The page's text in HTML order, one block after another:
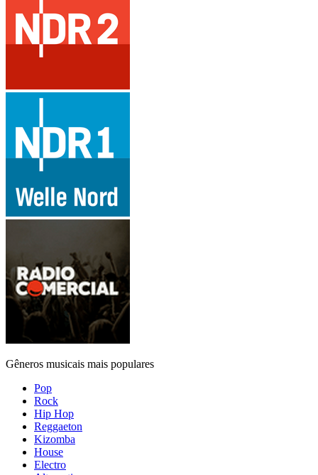
Gêneros musicais mais populares
Pop
Rock
Hip Hop
Reggaeton
Kizomba
House
Electro